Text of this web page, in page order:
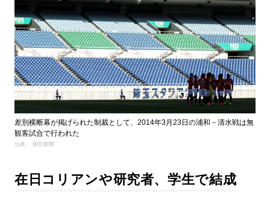
差別横断幕が掲げられた制裁として、2014年3月23日の浦和－清水戦は無
観客試合で行われた
出典： 朝日新聞
在日コリアンや研究者、学生で結成